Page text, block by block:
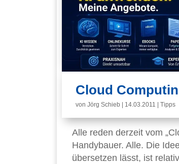
Cloud
von Jörg Schieb 14.03.2011 Tipps
Alle reden derzeit vom
Handybauer. Alle. Die
übersetzen lässt, ist